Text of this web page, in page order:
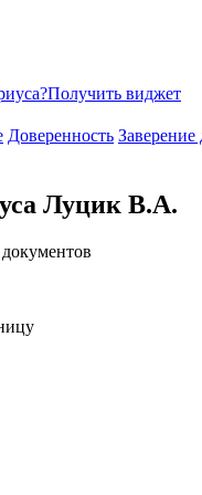
Получить виджет
Доверенность Заверение
Луцик В.А.